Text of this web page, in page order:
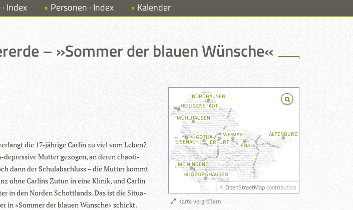
Index Personen · Index Kalender
– »Sommer der blauen Wünsche«
die 17-jäh­rige Car­lin zu viel vom Leben?
Mut­ter gezo­gen, an deren chao­ti­
dann der Schul­ab­schluss – die Mut­ter kommt
ohne Car­lins Zutun in eine Kli­nik, und Car­lin
in den Nor­den Schott­lands. Das ist die Situa­
in »Som­mer der blauen Wün­sche« schickt.
© OpenStreetMapcontributors
Karte vergrößern